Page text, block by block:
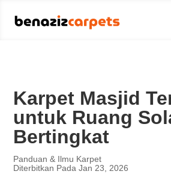
Karpet Masjid
untuk Ruang
Bertingkat
Panduan & Ilmu Karpet
Diterbitkan Pada Jan 23, 2026